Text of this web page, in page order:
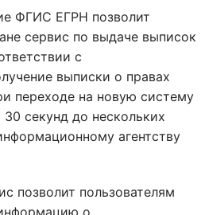
ФГИС ЕГРН позволит
сервис по выдаче выписок
с
выписки о правах
переходе на новую систему
секунд до нескольких
агентству
позволит пользователям
о